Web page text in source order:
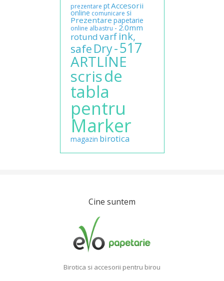
prezentare ptAccesorii
online comunicare si
Prezentare papetarie
online albastru - 2.0mm
rotund varf ink,
safe Dry-517
ARTLINE
scrisde
tabla
pentru
Marker
magazin birotica
Cine suntem
Birotica si accesorii pentru birou